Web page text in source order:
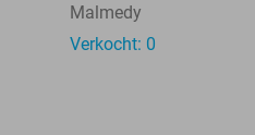
Malmedy
Verkocht: 0